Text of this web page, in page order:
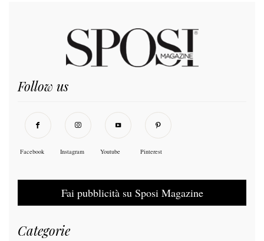
Follow us
Facebook Instagram Youtube Pinterest
Fai pubblicità su Sposi Magazine
Categorie